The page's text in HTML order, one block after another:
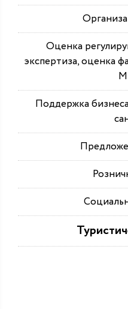
Оценка
экспертиза, оценка
Поддержка